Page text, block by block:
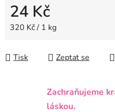
24 Kč
Měrná cena:
320 Kč / 1 kg
Tisk Zeptat se
Zachraňujeme
láskou.